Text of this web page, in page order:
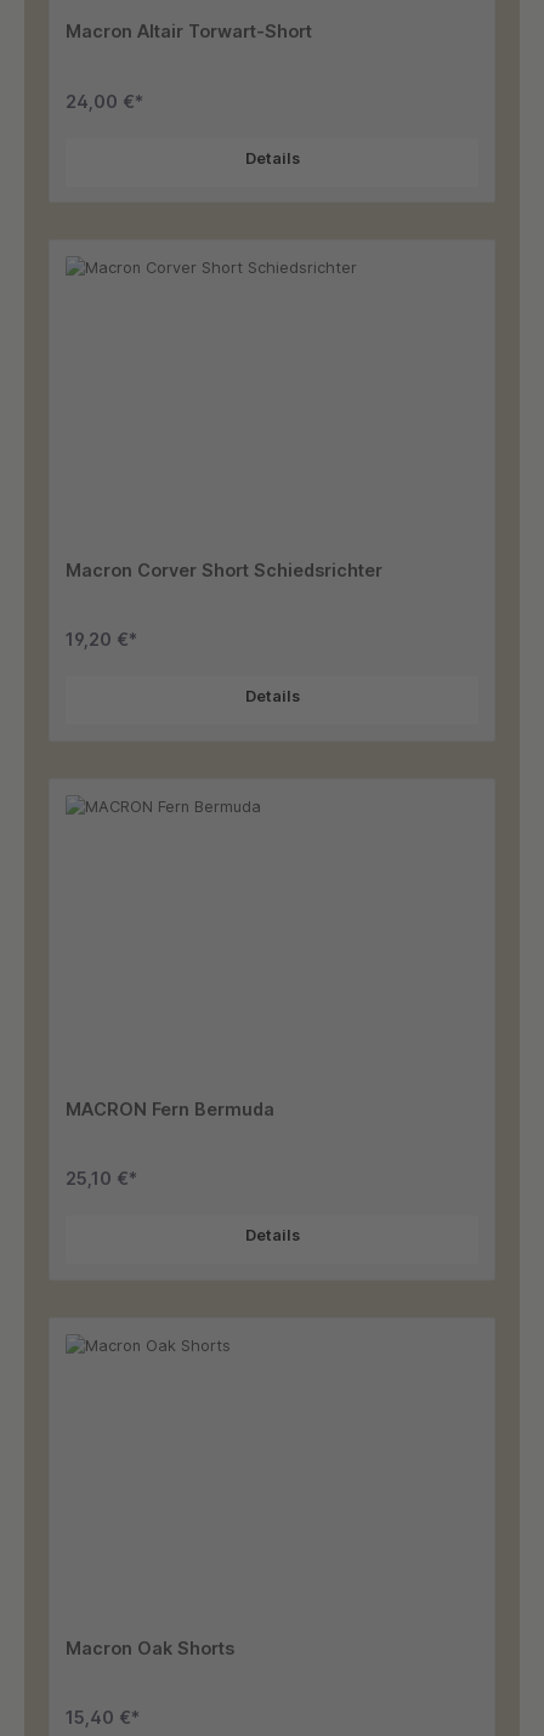
Macron Altair Torwart-Short
24,00 €*
Details
Macron Corver Short Schiedsrichter
19,20 €*
Details
MACRON Fern Bermuda
25,10 €*
Details
Macron Oak Shorts
15,40 €*